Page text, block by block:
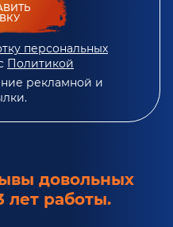
персональных
Политикой
рекламной и
довольных
лет работы.